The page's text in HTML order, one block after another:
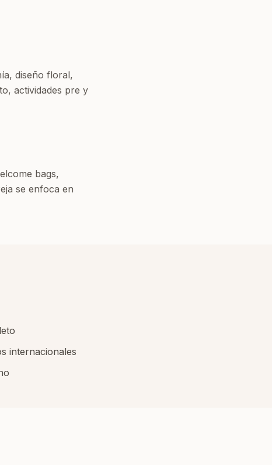
diseño floral,
actividades pre y
bags,
se enfoca en
internacionales